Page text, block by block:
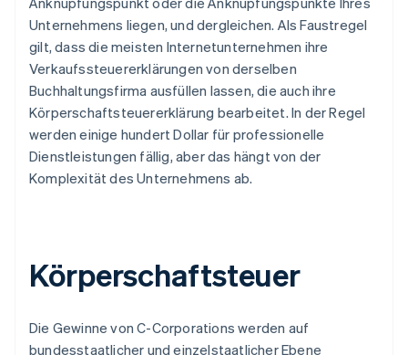
Unternehmens liegen, und dergleichen. Als Faustregel
gilt, dass die meisten Internetunternehmen ihre
Verkaufssteuererklärungen von derselben
Buchhaltungsfirma ausfüllen lassen, die auch ihre
Körperschaftsteuererklärung bearbeitet. In der Regel
werden einige hundert Dollar für professionelle
Dienstleistungen fällig, aber das hängt von der
Komplexität des Unternehmens ab.
Körperschaftsteuer
Die Gewinne von C-Corporations werden auf
bundesstaatlicher und einzelstaatlicher Ebene